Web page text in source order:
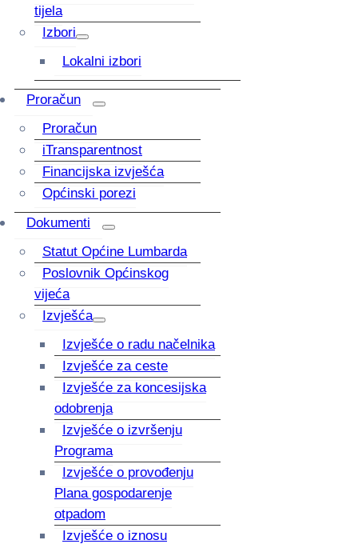
tijela
Izbori
Lokalni izbori
Proračun
Proračun
iTransparentnost
Financijska izvješća
Općinski porezi
Dokumenti
Statut Općine Lumbarda
Poslovnik Općinskog
vijeća
Izvješća
Izvješće o radu načelnika
Izvješće za ceste
Izvješće za koncesijska
odobrenja
Izvješće o izvršenju
Programa
Izvješće o provođenju
Plana gospodarenje
otpadom
Izvješće o iznosu